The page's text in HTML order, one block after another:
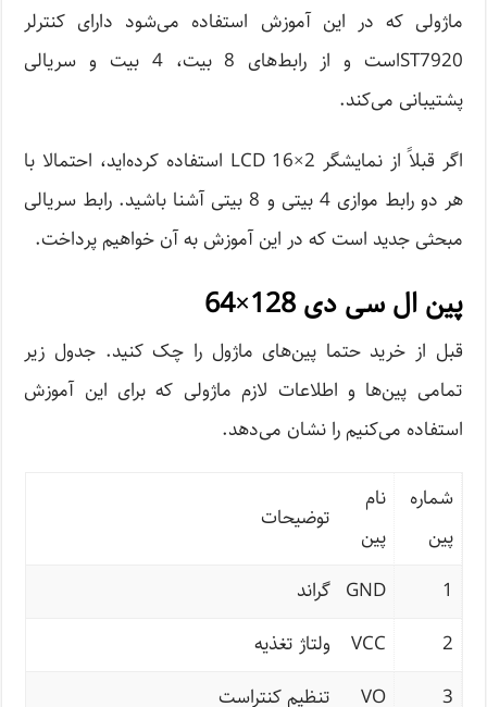
ماژولی که در این آموزش استفاده می‌شود دارای کنترلر
ST7920است و از رابط‌های 8 بیت، 4 بیت و سریالی
پشتیبانی می‌کند.
اگر قبلاً از نمایشگر LCD 16×2 استفاده کرده‌اید، احتمالا با
هر دو رابط موازی 4 بیتی و 8 بیتی آشنا باشید. رابط سریالی
مبحثی جدید است که در این آموزش به آن خواهیم پرداخت.
پین ال سی دی 128×64
قبل از خرید حتما پین‌های ماژول را چک کنید. جدول زیر
تمامی پین‌ها و اطلاعات لازم ماژولی که برای این آموزش
استفاده می‌کنیم را نشان می‌دهد.
شماره
پین
نام
پین
توضیحات
1
GND گراند
2
VCC
ولتاژ تغذیه
3
VO تنظیم کنتراست